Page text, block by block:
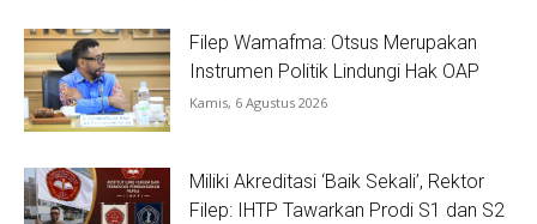
Filep Wamafma: Otsus Merupakan
Instrumen Politik Lindungi Hak OAP
Kamis, 6 Agustus 2026
Miliki Akreditasi ‘Baik Sekali’, Rektor
Filep: IHTP Tawarkan Prodi S1 dan S2